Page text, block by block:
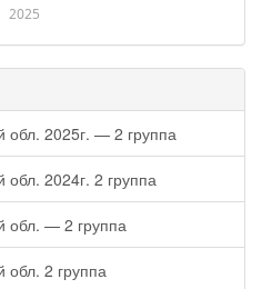
2025
обл. 2025г. — 2 группа
2024г. 2 группа
обл. — 2 группа
2 группа